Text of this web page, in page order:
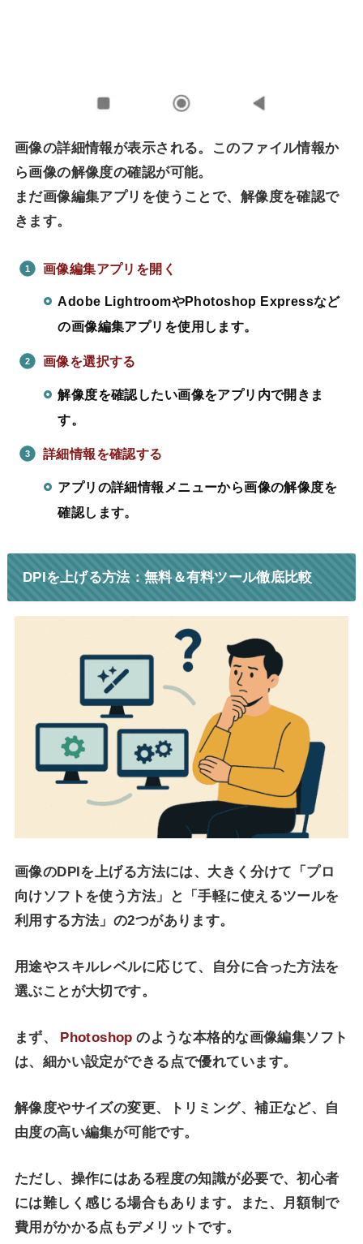
画像の詳細情報が表示される。このファイル情報か
ら画像の解像度の確認が可能。
まだ画像編集アプリを使うことで、解像度を確認で
きます。
画像編集アプリを開く
Adobe LightroomやPhotoshop Expressなど
の画像編集アプリを使用します。
画像を選択する
解像度を確認したい画像をアプリ内で開きま
す。
詳細情報を確認する
アプリの詳細情報メニューから画像の解像度を
確認します。
DPIを上げる方法：無料＆有料ツール徹底比較
画像のDPIを上げる方法には、大きく分けて「プロ
向けソフトを使う方法」と「手軽に使えるツールを
利用する方法」の2つがあります。
用途やスキルレベルに応じて、自分に合った方法を
選ぶことが大切です。
まず、 Photoshop のような本格的な画像編集ソフト
は、細かい設定ができる点で優れています。
解像度やサイズの変更、トリミング、補正など、自
由度の高い編集が可能です。
ただし、操作にはある程度の知識が必要で、初心者
には難しく感じる場合もあります。また、月額制で
費用がかかる点もデメリットです。